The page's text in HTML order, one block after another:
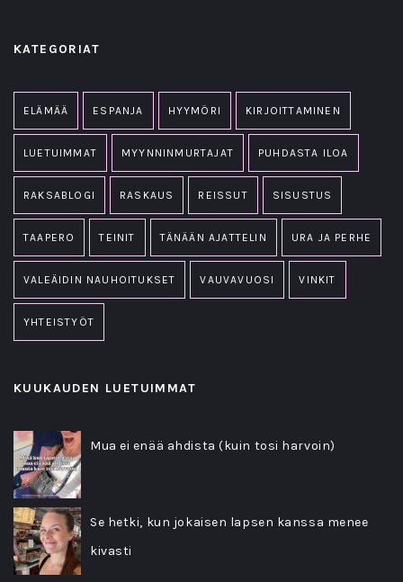
KATEGORIAT
ELÄMÄÄ ESPANJA HYYMÖRI KIRJOITTAMINEN
LUETUIMMAT MYYNNINMURTAJAT PUHDASTA ILOA
RAKSABLOGI RASKAUS REISSUT SISUSTUS
TAAPERO TEINIT TÄNÄÄN AJATTELIN URA JA PERHE
VALEÄIDIN NAUHOITUKSET VAUVAVUOSI VINKIT
YHTEISTYÖT
KUUKAUDEN LUETUIMMAT
Mua ei enää ahdista (kuin tosi harvoin)
Se hetki, kun jokaisen lapsen kanssa menee
kivasti